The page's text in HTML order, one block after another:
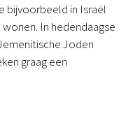
bijvoorbeeld in Israël
In hedendaagse
Joden
graag een